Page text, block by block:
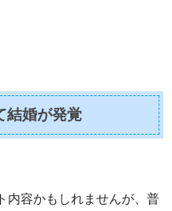
結婚が発覚
内容かもしれませんが、普